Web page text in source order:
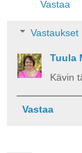
Vastaa
Vastaukset
Tuula
Kävin
Vastaa